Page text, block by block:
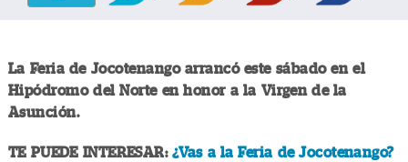
La Feria de Jocotenango arrancó este sábado en el
Hipódromo del Norte en honor a la Virgen de la
Asunción.
TE PUEDE INTERESAR:¿Vas a la Feria de Jocotenango?